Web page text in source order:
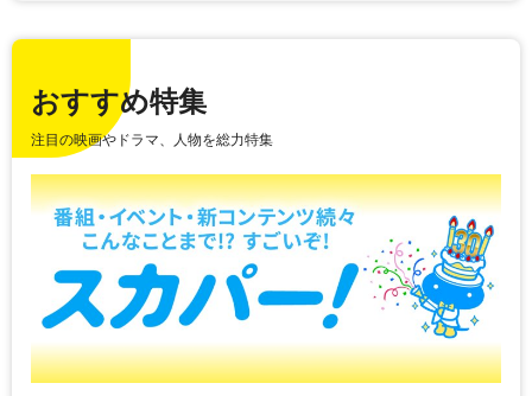
おすすめ特集
注目の映画やドラマ、人物を総力特集